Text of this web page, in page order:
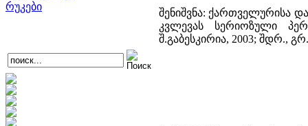
რუკები
შენიშვნა: ქართველურისა
კვლევას სერიოზული
შ.გაბესკირია, 2003; შდრ.,